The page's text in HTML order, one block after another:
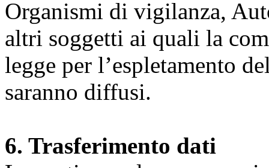
Organismi di vigilanza,
altri soggetti ai quali la
legge per l’espletamento
saranno diffusi.
6. Trasferimento dati